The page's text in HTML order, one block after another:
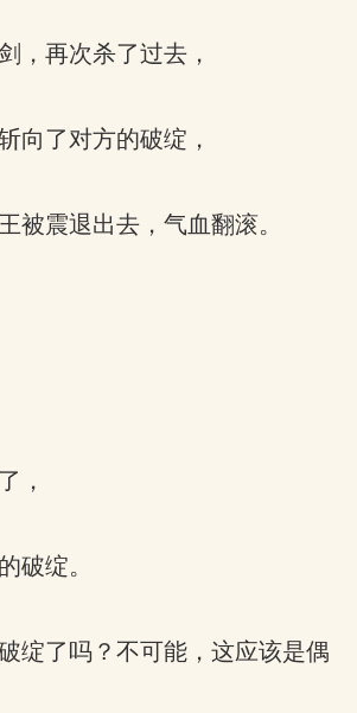
，再次杀了过去，
向了对方的破绽，
被震退出去，气血翻滚。
，
破绽。
绽了吗？不可能，这应该是偶